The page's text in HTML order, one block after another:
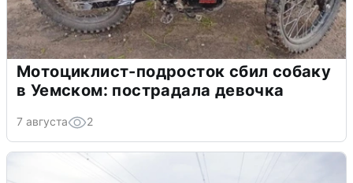
Мотоциклист-подросток сбил собаку
в Уемском: пострадала девочка
7 августа 2